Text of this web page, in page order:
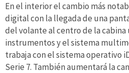
En el interior el cambio más
digital con la llegada de una
del volante al centro de la
instrumentos y el sistema
trabaja con el sistema operativo
Serie 7. También aumentará la